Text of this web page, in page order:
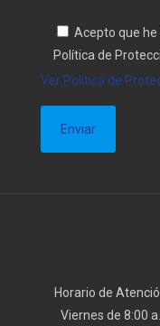
Acepto que he
Política de
Ver Política de
Horario de
Viernes de 8:00